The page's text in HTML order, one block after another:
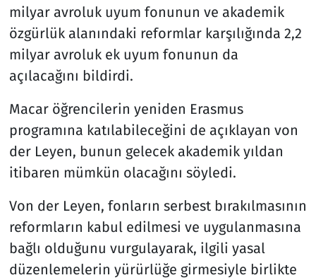
milyar avroluk uyum fonunun ve akademik
özgürlük alanındaki reformlar karşılığında 2,2
milyar avroluk ek uyum fonunun da
açılacağını bildirdi.
Macar öğrencilerin yeniden Erasmus
programına katılabileceğini de açıklayan von
der Leyen, bunun gelecek akademik yıldan
itibaren mümkün olacağını söyledi.
Von der Leyen, fonların serbest bırakılmasının
reformların kabul edilmesi ve uygulanmasına
bağlı olduğunu vurgulayarak, ilgili yasal
düzenlemelerin yürürlüğe girmesiyle birlikte